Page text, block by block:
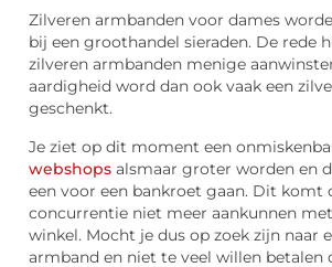
Zilveren armbanden voor dames
bij een groothandel sieraden. De rede
zilveren armbanden menige
aardigheid word dan ook vaak een
geschenkt.
Je ziet op dit moment een
webshops alsmaar groter worden en
een voor een bankroet gaan. Dit komt
concurrentie niet meer aankunnen
winkel. Mocht je dus op zoek zijn naar
armband en niet te veel willen betalen